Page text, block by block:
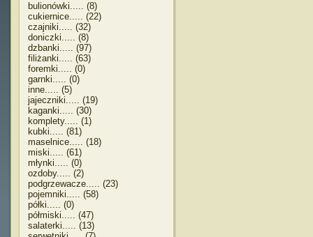
bulionówki..... (8)
cukiernice..... (22)
czajniki..... (32)
doniczki..... (8)
dzbanki..... (97)
filiżanki..... (63)
foremki..... (0)
garnki..... (0)
inne..... (5)
jajeczniki..... (19)
kaganki..... (30)
komplety..... (1)
kubki..... (81)
maselnice..... (18)
miski..... (61)
młynki..... (0)
ozdoby..... (2)
podgrzewacze..... (23)
pojemniki..... (58)
półki..... (0)
półmiski..... (47)
salaterki..... (13)